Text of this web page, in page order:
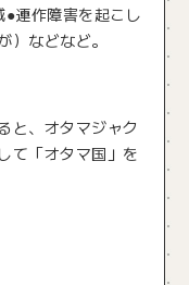
連作障害を起こし
）などなど。
と、オタマジャク
て「オタマ国」を